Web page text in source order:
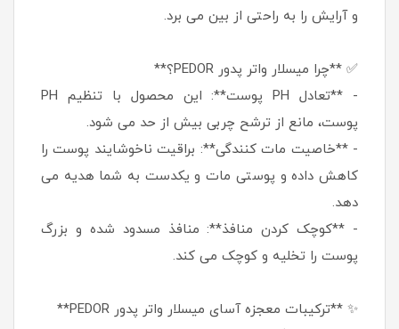
و آرایش را به راحتی از بین می برد.
✅ **چرا میسلار واتر پدور PEDOR؟**
- **تعادل PH پوست**: این محصول با تنظیم PH
پوست، مانع از ترشح چربی بیش از حد می شود.
- **خاصیت مات کنندگی**: براقیت ناخوشایند پوست را
کاهش داده و پوستی مات و یکدست به شما هدیه می
دهد.
- **کوچک کردن منافذ**: منافذ مسدود شده و بزرگ
پوست را تخلیه و کوچک می کند.
✨ **ترکیبات معجزه آسای میسلار واتر پدور PEDOR**